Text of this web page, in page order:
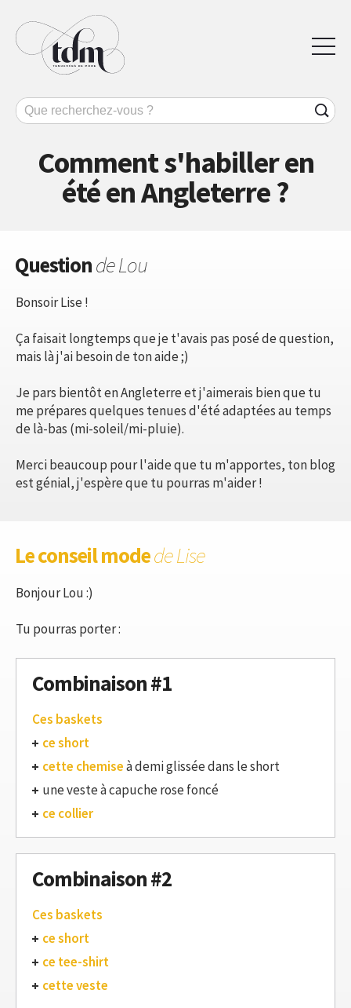
Comment s'habiller en
été en Angleterre ?
Questionde Lou
Bonsoir Lise !
Ça faisait longtemps que je t'avais pas posé de question,
mais là j'ai besoin de ton aide ;)
Je pars bientôt en Angleterre et j'aimerais bien que tu
me prépares quelques tenues d'été adaptées au temps
de là-bas (mi-soleil/mi-pluie).
Merci beaucoup pour l'aide que tu m'apportes, ton blog
est génial, j'espère que tu pourras m'aider !
Le conseil modede Lise
Bonjour Lou :)
Tu pourras porter :
Combinaison #1
Ces baskets
ce short
cette chemiseà demi glissée dans le short
une veste à capuche rose foncé
ce collier
Combinaison #2
Ces baskets
ce short
ce tee-shirt
cette veste